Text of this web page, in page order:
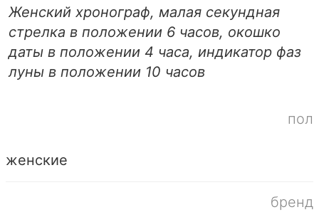
Женский хронограф, малая секундная
стрелка в положении 6 часов, окошко
даты в положении 4 часа, индикатор фаз
луны в положении 10 часов
пол
женские
бренд